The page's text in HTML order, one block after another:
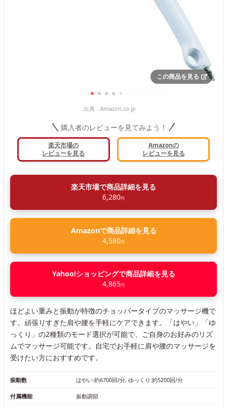
この商品を見る
出典： Amazon.co.jp
購入者のレビューを見てみよう！
楽天市場の
レビューを見る
Amazonの
レビューを見る
楽天市場で商品詳細を見る
6,280円
Amazonで商品詳細を見る
4,580円
Yahoo!ショッピングで商品詳細を見る
4,865円
ほどよい重みと振動が特徴のチョッパータイプのマッサージ機で
す。頑張りすぎた肩や腰を手軽にケアできます。「はやい」「ゆ
っくり」の2種類のモード選択が可能で、ご自身のお好みのリズ
ムでマッサージ可能です。自宅でお手軽に肩や腰のマッサージを
受けたい方におすすめです。
振動数 はやい:約6700回/分, ゆっくり:約5200回/分
付属機能 振動調節